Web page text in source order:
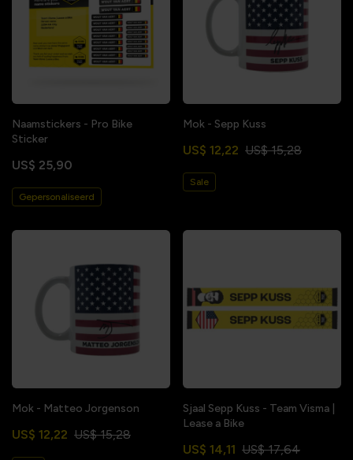
Naamstickers - Pro Bike
Sticker
US$ 25,90
Gepersonaliseerd
Mok - Sepp Kuss
US$ 12,22 US$ 15,28
Sale
Mok - Matteo Jorgenson
US$ 12,22 US$ 15,28
Sjaal Sepp Kuss - Team Visma |
Lease a Bike
US$ 14,11 US$ 17,64